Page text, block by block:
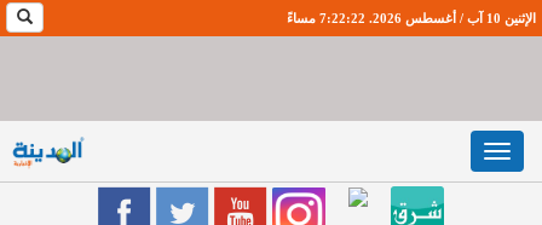
الإثنين 10 آب / أغسطس 2026. 7:22:23 مساءً
Toggle
navigation